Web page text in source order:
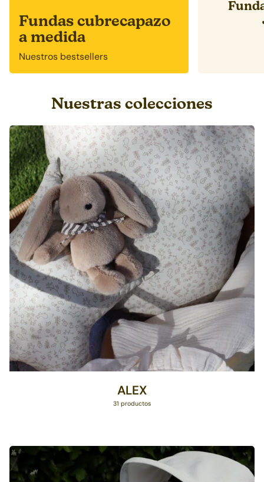
Fundas cubrecapazo
a medida
Nuestros bestsellers
Nuestras colecciones
ALEX
31 productos